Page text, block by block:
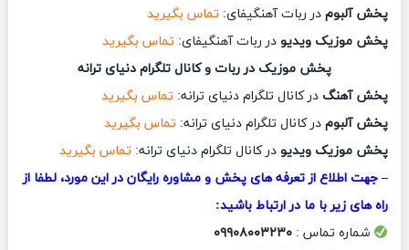
پخش آلبومدر ربات آهنگیفای: تماس بگیرید
پخش موزیک ویدیودر ربات آهنگیفای: تماس بگیرید
پخش موزیک در ربات و کانال تلگرام دنیای ترانه
پخش آهنگ در کانال تلگرام دنیای ترانه: تماس بگیرید
پخش آلبومدر کانال تلگرام دنیای ترانه: تماس بگیرید
پخش موزیک ویدیودر کانال تلگرام دنیای ترانه: تماس بگیرید
– جهت اطلاع از تعرفه های پخش و مشاوره رایگان در این مورد، لطفا از
راه های زیر با ما در ارتباط باشید:
شماره تماس : ۰۹۹۰۸۰۰۳۲۳۰